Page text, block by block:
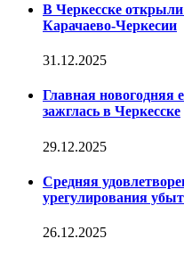
В Черкесске
Карачаево-Черкесии
31.12.2025
Главная новогодняя
зажглась в Черкесске
29.12.2025
Средняя
урегулирования
26.12.2025